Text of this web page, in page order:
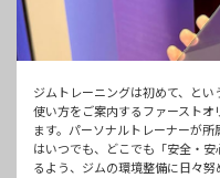
ジムトレーニングは初めて、と
使い方をご案内するファースト
ます。パーソナルトレーナーが
はいつでも、どこでも「安全・
るよう、ジムの環境整備に日々努